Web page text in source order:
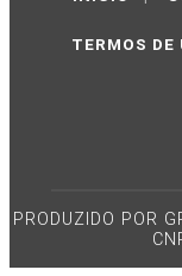
TERMOS DE
PRODUZIDO POR